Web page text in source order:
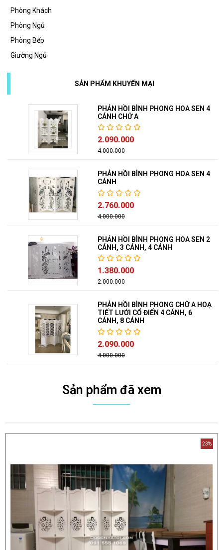
Phòng Khách
Phòng Ngủ
Phòng Bếp
Giường Ngủ
SẢN PHẨM KHUYẾN MẠI
PHẢN HỒI BÌNH PHONG HOA SEN 4
CÁNH CHỮ A
2.090.000
4.000.000
PHẢN HỒI BÌNH PHONG HOA SEN 4
CÁNH
2.760.000
4.000.000
PHẢN HỒI BÌNH PHONG HOA SEN 2
CÁNH, 3 CÁNH, 4 CÁNH
1.380.000
2.000.000
PHẢN HỒI BÌNH PHONG CHỮ A HOẠ
TIẾT LƯỚI CỔ ĐIỂN 4 CÁNH, 6
CÁNH, 8 CÁNH
2.090.000
4.000.000
Sản phẩm đã xem
23%